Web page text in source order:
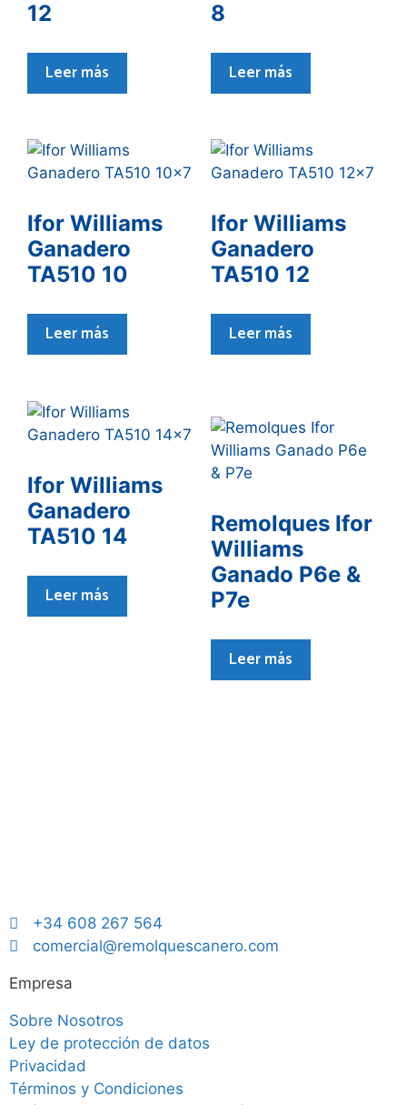
12
Leer más
8
Leer más
Ifor Williams
Ganadero
TA510 10
Leer más
Ifor Williams
Ganadero
TA510 12
Leer más
Ifor Williams
Ganadero
TA510 14
Leer más
Remolques Ifor
Williams
Ganado P6e &
P7e
Leer más
+34 608 267 564
comercial@remolquescanero.com
Empresa
Sobre Nosotros
Ley de protección de datos
Privacidad
Términos y Condiciones